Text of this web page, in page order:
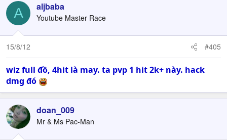
A aljbaba
Youtube Master Race
15/8/12 #405
wiz full đồ, 4hit là may. ta pvp 1 hit 2k+ này. hack
dmg đó
doan_009
Mr & Ms Pac-Man